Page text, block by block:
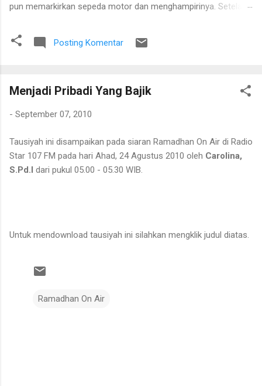
pun memarkirkan sepeda motor dan menghampirinya. Setelah
proses pengolahan rotan hingga menjadi bahan baku tikar
anyaman. Di tangan masyarakat setempat, rotan berduri yang
ekonomi. Bapak tersebut bercerita bahwa rotan yang sedang
rotan. Tanaman itu diperkirakan telah berusia sekitar sepuluh
untuk ditarik dan dipanen. Menurutnya, sebelum menarik rotan,
duri-duri pada bagian batang yang akan dipegang harus
dibersihkan terlebih dahulu. Setelah bagian tersebut aman,
Posting Komentar
Menjadi Pribadi Yang Bajik
- September 07, 2010
Tausiyah ini disampaikan pada siaran Ramadhan On Air di Radio
Star 107 FM pada hari Ahad, 24 Agustus 2010 oleh Carolina,
S.Pd.I dari pukul 05.00 - 05.30 WIB.
Untuk mendownload tausiyah ini silahkan mengklik judul diatas.
Ramadhan On Air